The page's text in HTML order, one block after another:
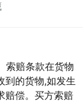
索赔条款在货物
到的货物,如发生
赔偿。买方索赔